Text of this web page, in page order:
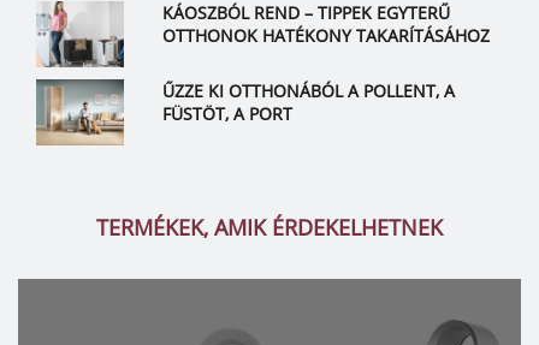
KÁOSZBÓL REND – TIPPEK EGYTERŰ
OTTHONOK HATÉKONY TAKARÍTÁSÁHOZ
ŰZZE KI OTTHONÁBÓL A POLLENT, A
FÜSTÖT, A PORT
TERMÉKEK, AMIK ÉRDEKELHETNEK